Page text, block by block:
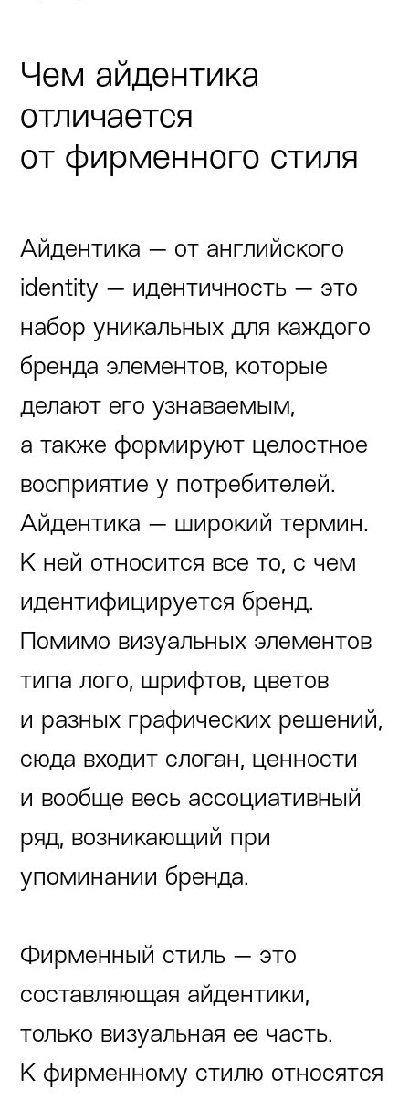
Чем айдентика
отличается
от фирменного стиля
Айдентика — от английского
identity — идентичность — это
набор уникальных для каждого
бренда элементов, которые
делают его узнаваемым,
а также формируют целостное
восприятие у потребителей.
Айдентика — широкий термин.
К ней относится все то, с чем
идентифицируется бренд.
Помимо визуальных элементов
типа лого, шрифтов, цветов
и разных графических решений,
сюда входит слоган, ценности
и вообще весь ассоциативный
ряд, возникающий при
упоминании бренда.
Фирменный стиль — это
составляющая айдентики,
только визуальная ее часть.
К фирменному стилю относятся